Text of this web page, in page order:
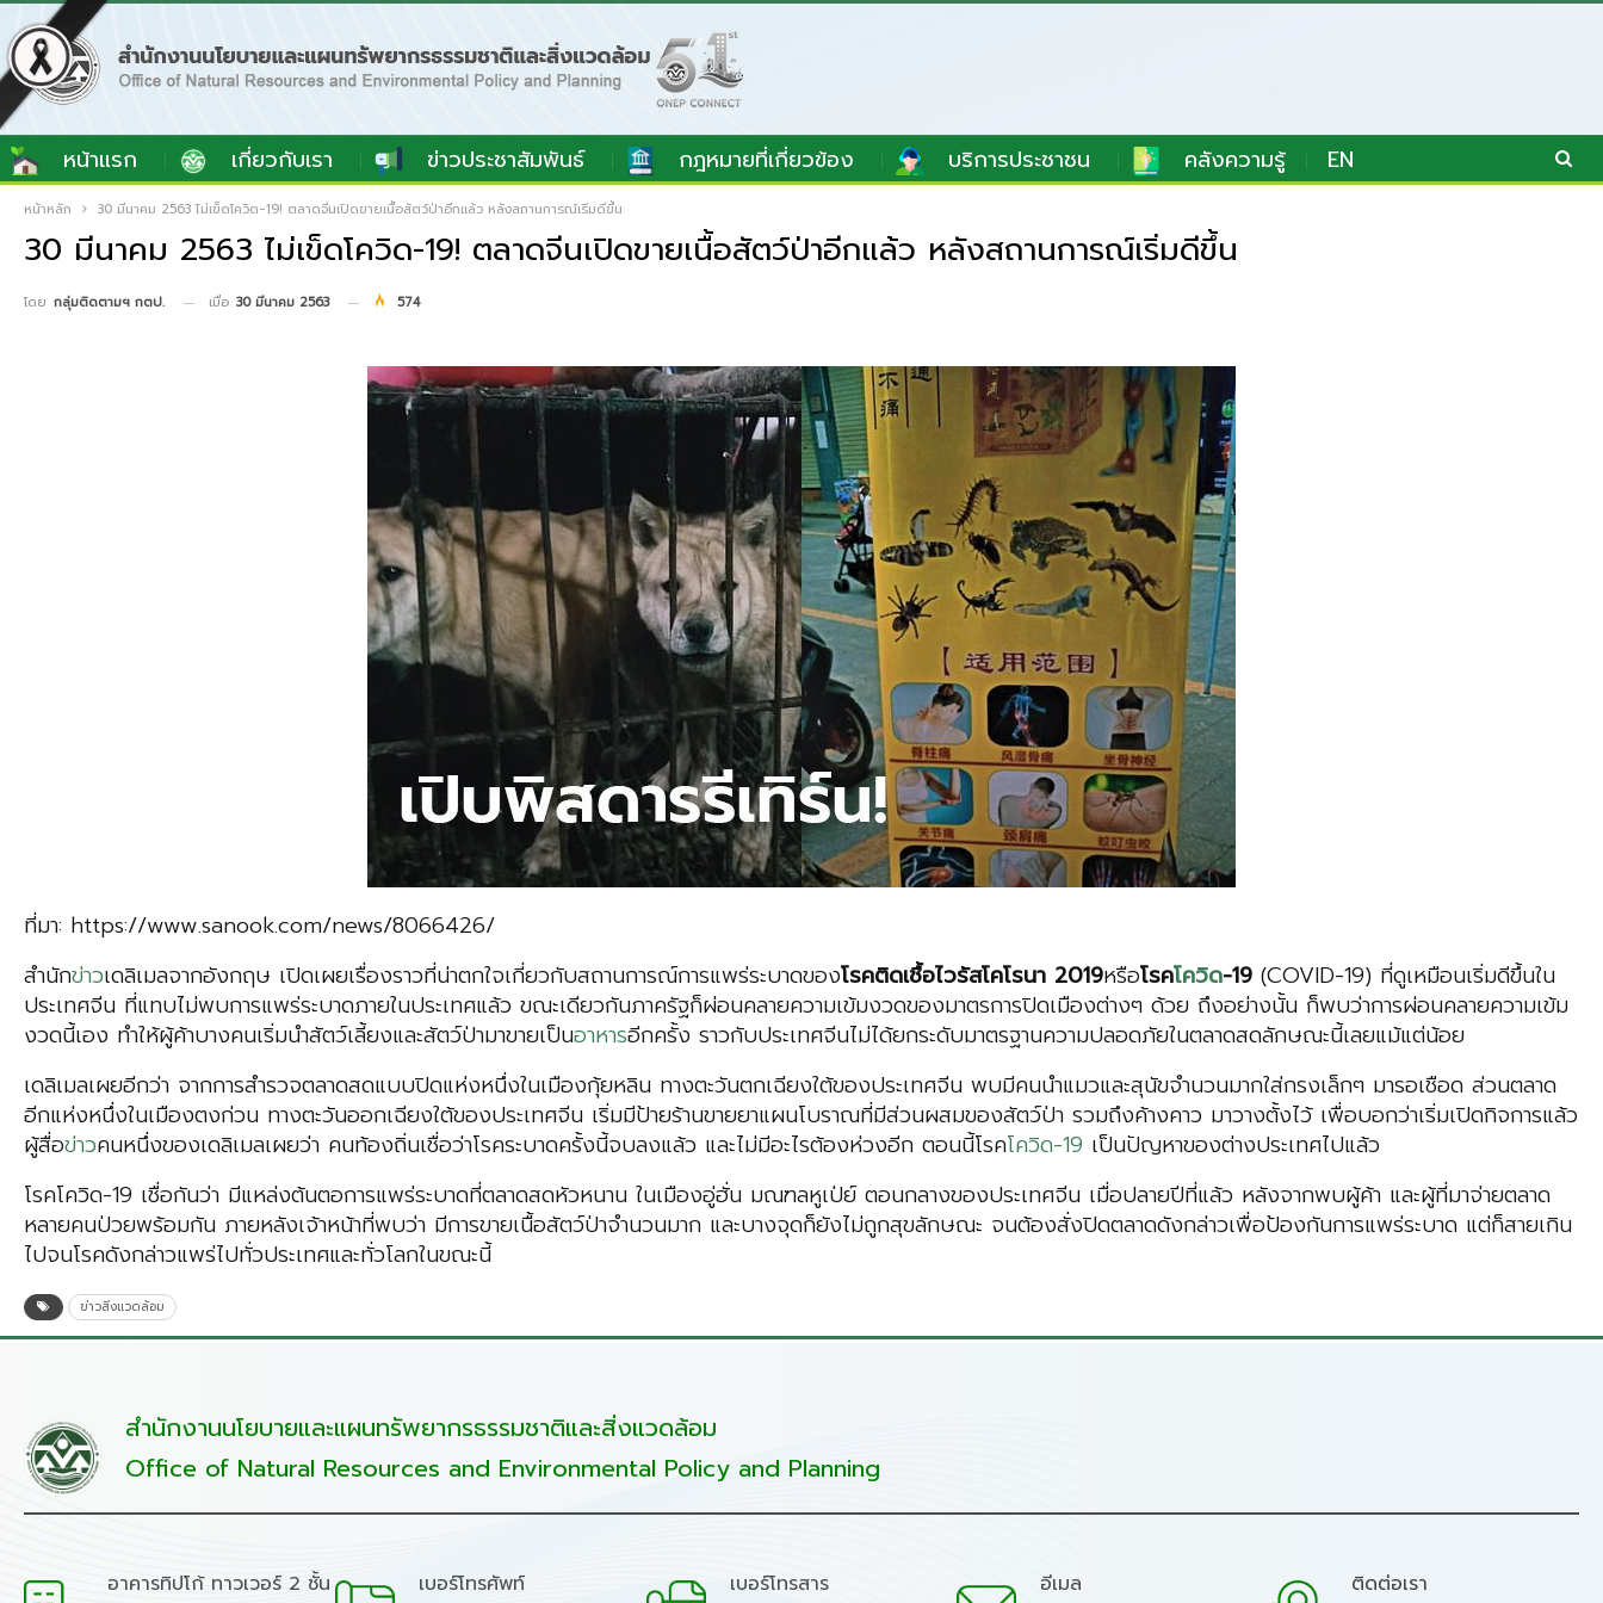
หน้าแรก เกี่ยวกับเรา ข่าวประชาสัมพันธ์ กฎหมายที่เกี่ยวข้อง บริการประชาชน คลังความรู้ EN
หน้าหลัก 30 มีนาคม 2563 ไม่เข็ดโควิด-19! ตลาดจีนเปิดขายเนื้อสัตว์ป่าอีกแล้ว หลังสถานการณ์เริ่มดีขึ้น
30 มีนาคม 2563 ไม่เข็ดโควิด-19! ตลาดจีนเปิดขายเนื้อสัตว์ป่าอีกแล้ว หลังสถานการณ์เริ่มดีขึ้น
โดย กลุ่มติดตามฯ กตป. เมื่อ 30 มีนาคม 2563 574
ที่มา: https://www.sanook.com/news/8066426/
สำนักข่าวเดลิเมลจากอังกฤษ เปิดเผยเรื่องราวที่น่าตกใจเกี่ยวกับสถานการณ์การแพร่ระบาดของโรคติดเชื้อไวรัสโคโรนา 2019หรือโรคโควิด-19 (COVID-19) ที่ดูเหมือนเริ่มดีขึ้นใน
ประเทศจีน ที่แทบไม่พบการแพร่ระบาดภายในประเทศแล้ว ขณะเดียวกันภาครัฐก็ผ่อนคลายความเข้มงวดของมาตรการปิดเมืองต่างๆ ด้วย ถึงอย่างนั้น ก็พบว่าการผ่อนคลายความเข้ม
งวดนี้เอง ทำให้ผู้ค้าบางคนเริ่มนำสัตว์เลี้ยงและสัตว์ป่ามาขายเป็นอาหารอีกครั้ง ราวกับประเทศจีนไม่ได้ยกระดับมาตรฐานความปลอดภัยในตลาดสดลักษณะนี้เลยแม้แต่น้อย
เดลิเมลเผยอีกว่า จากการสำรวจตลาดสดแบบปิดแห่งหนึ่งในเมืองกุ้ยหลิน ทางตะวันตกเฉียงใต้ของประเทศจีน พบมีคนนำแมวและสุนัขจำนวนมากใส่กรงเล็กๆ มารอเชือด ส่วนตลาด
อีกแห่งหนึ่งในเมืองตงก่วน ทางตะวันออกเฉียงใต้ของประเทศจีน เริ่มมีป้ายร้านขายยาแผนโบราณที่มีส่วนผสมของสัตว์ป่า รวมถึงค้างคาว มาวางตั้งไว้ เพื่อบอกว่าเริ่มเปิดกิจการแล้ว
ผู้สื่อข่าวคนหนึ่งของเดลิเมลเผยว่า คนท้องถิ่นเชื่อว่าโรคระบาดครั้งนี้จบลงแล้ว และไม่มีอะไรต้องห่วงอีก ตอนนี้โรคโควิด-19 เป็นปัญหาของต่างประเทศไปแล้ว
โรคโควิด-19 เชื่อกันว่า มีแหล่งต้นตอการแพร่ระบาดที่ตลาดสดหัวหนาน ในเมืองอู่ฮั่น มณฑลหูเป่ย์ ตอนกลางของประเทศจีน เมื่อปลายปีที่แล้ว หลังจากพบผู้ค้า และผู้ที่มาจ่ายตลาด
หลายคนป่วยพร้อมกัน ภายหลังเจ้าหน้าที่พบว่า มีการขายเนื้อสัตว์ป่าจำนวนมาก และบางจุดก็ยังไม่ถูกสุขลักษณะ จนต้องสั่งปิดตลาดดังกล่าวเพื่อป้องกันการแพร่ระบาด แต่ก็สายเกิน
ไปจนโรคดังกล่าวแพร่ไปทั่วประเทศและทั่วโลกในขณะนี้
ข่าวสิ่งแวดล้อม
สำนักงานนโยบายและแผนทรัพยากรธรรมชาติและสิ่งแวดล้อม
Office of Natural Resources and Environmental Policy and Planning
อาคารทิปโก้ ทาวเวอร์ 2 ชั้น
เบอร์โทรศัพท์
เบอร์โทรสาร
อีเมล
ติดต่อเรา